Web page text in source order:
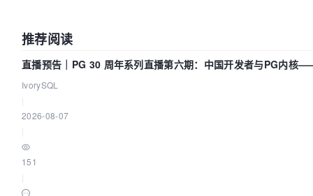
推荐阅读
直播预告｜PG 30 周年系列直播第六期：中国开发者与PG内核
么？
IvorySQL
2026-08-07
151